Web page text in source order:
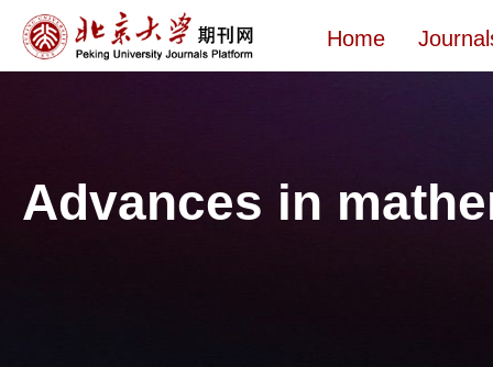
Home
Advances in